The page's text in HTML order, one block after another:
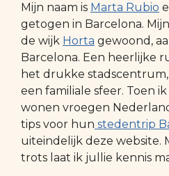
Mijn naam is Marta Rubio
getogen in Barcelona.
de wijk Horta gewoond,
Barcelona. Een heerlijke
het drukke
een familiale sfeer. Toen
wonen vroegen
tips voor hun stedentrip
uiteindelijk deze website.
trots laat ik jullie kennis